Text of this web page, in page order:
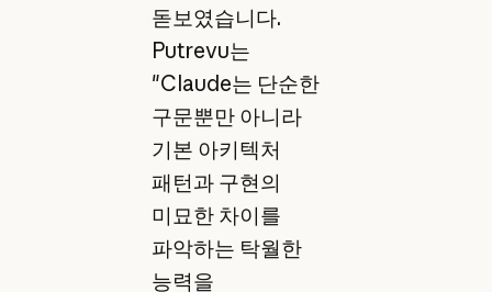
돋보였습니다.
Putrevu는
"Claude는 단순한
구문뿐만 아니라
기본 아키텍처
패턴과 구현의
미묘한 차이를
파악하는 탁월한
능력을